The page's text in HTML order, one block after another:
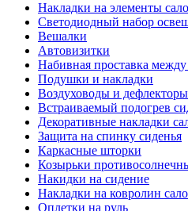
Накладки на элементы
Светодиодный набор
Вешалки
Автовизитки
Набивная проставка
Подушки и накладки
Воздуховоды и дефлекторы
Встраиваемый подогрев
Декоративные накладки
Защита на спинку сиденья
Каркасные шторки
Козырьки
Накидки на сидение
Накладки на ковролин
Оплетки на руль